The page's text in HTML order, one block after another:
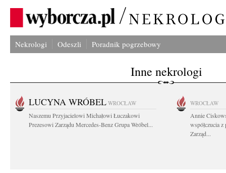
Nekrologi Odeszli Poradnik pogrzebowy
Inne nekrologi
LUCYNA WRÓBEL WROCŁAW
Naszemu Przyjacielowi Michałowi Łuczakowi
Prezesowi Zarządu Mercedes-Benz Grupa Wróbel...
WROCŁAW
Annie
współczucia
Zarząd...